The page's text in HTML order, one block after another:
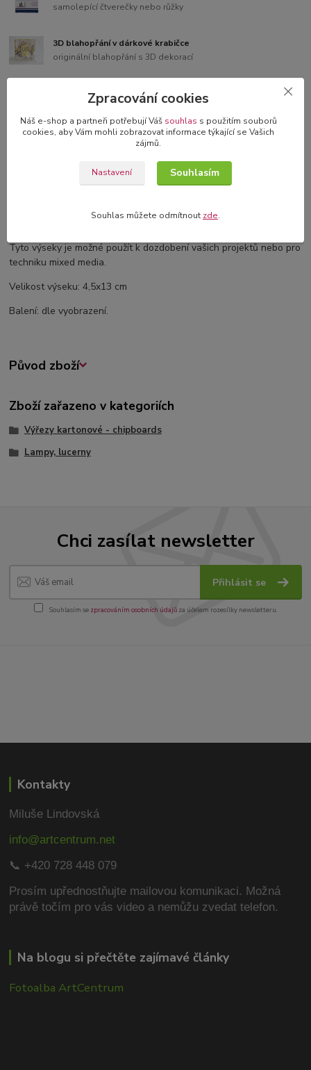
samolepící čtverečky nebo růžky
3D blahopřání v dárkové krabičce
originální blahopřání s 3D dekorací
Kompletní specifikace
Tyto výseky je možné použít k dozdobení vašich projektů nebo pro
techniku mixed media.
Velikost výseku: 4,5x13 cm
Balení: dle vyobrazení.
Původ zboží
Zboží zařazeno v kategoriích
Výřezy kartonové - chipboards
Lampy, lucerny
Chci zasílat newsletter
Přihlásit se
Souhlasím se zpracováním osobních údajůza účelem rozesílky newsletteru.
Kontakty
Miluše Lindovská
info@artcentrum.net
📞 +420 728 448 079
Prosím upřednostňujte mailovou komunikaci. Možná
právě točím pro vás video a nemůžu zvedat telefon.
Na blogu si přečtěte zajímavé články
Fotoalba ArtCentrum
Zpracování cookies
Náš e-shop a partneři potřebují Váš souhlas s použitím souborů
cookies, aby Vám mohli zobrazovat informace týkající se Vašich
zájmů.
Nastavení Souhlasím
Souhlas můžete odmítnout zde.